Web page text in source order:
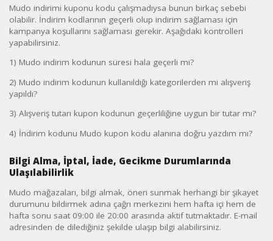
Mudo indirimi kuponu kodu çalışmadıysa bunun birkaç sebebi
olabilir. İndirim kodlarının geçerli olup indirim sağlaması için
kampanya koşullarını sağlaması gerekir. Aşağıdaki kontrolleri
yapabilirsiniz.
1) Mudo indirim kodunun süresi hala geçerli mi?
2) Mudo indirim kodunun kullanıldığı kategorilerden mi alışveriş
yapıldı?
3) Alışveriş tutarı kupon kodunun geçerliliğine uygun bir tutar mı?
4) İndirim kodunu Mudo kupon kodu alanına doğru yazdım mı?
Bilgi Alma, İptal, İade, Gecikme Durumlarında
Ulaşılabilirlik
Mudo mağazaları, bilgi almak, öneri sunmak herhangi bir şikayet
durumunu bildirmek adına çağrı merkezini hem hafta içi hem de
hafta sonu saat 09:00 ile 20:00 arasında aktif tutmaktadır. E-mail
adresinden de dilediğiniz şekilde ulaşıp bilgi alabilirsiniz.